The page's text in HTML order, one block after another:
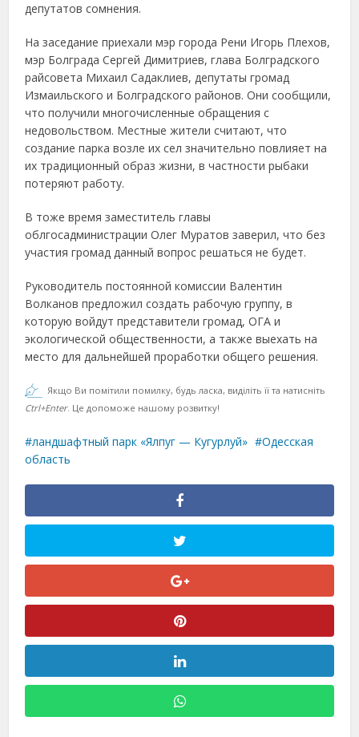
депутатов сомнения.
На заседание приехали мэр города Рени Игорь Плехов,
мэр Болграда Сергей Димитриев, глава Болградского
райсовета Михаил Садаклиев, депутаты громад
Измаильского и Болградского районов. Они сообщили,
что получили многочисленные обращения с
недовольством. Местные жители считают, что
создание парка возле их сел значительно повлияет на
их традиционный образ жизни, в частности рыбаки
потеряют работу.
В тоже время заместитель главы
облгосадминистрации Олег Муратов заверил, что без
участия громад данный вопрос решаться не будет.
Руководитель постоянной комиссии Валентин
Волканов предложил создать рабочую группу, в
которую войдут представители громад, ОГА и
экологической общественности, а также выехать на
место для дальнейшей проработки общего решения.
Якщо Ви помітили помилку, будь ласка, виділіть її та натисніть
Ctrl+Enter. Це допоможе нашому розвитку!
ландшафтный парк «Ялпуг — Кугурлуй»
Одесская
область